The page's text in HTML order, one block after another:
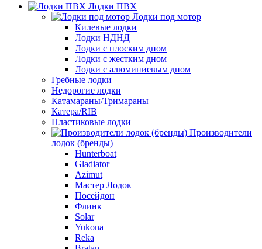
Лодки ПВХ
Лодки под мотор
Килевые лодки
Лодки НДНД
Лодки с плоским дном
Лодки с жестким дном
Лодки с алюминиевым дном
Гребные лодки
Недорогие лодки
Катамараны/Тримараны
Катера/RIB
Пластиковые лодки
Производители
лодок (бренды)
Hunterboat
Gladiator
Azimut
Мастер Лодок
Посейдон
Флинк
Solar
Yukona
Reka